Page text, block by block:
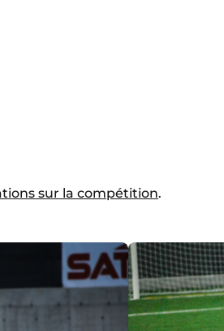
sur la compétition.